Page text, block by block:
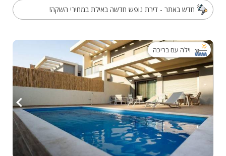
חדש באתר - דירת נופש חדשה באילת במחירי השקה!
וילה עם בריכה